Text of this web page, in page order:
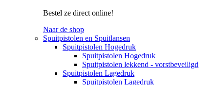
Bestel ze direct online!
Naar de shop
Spuitpistolen en Spuitlansen
Spuitpistolen Hogedruk
Spuitpistolen Hogedruk
Spuitpistolen lekkend - vorstbeveiligd
Spuitpistolen Lagedruk
Spuitpistolen Lagedruk